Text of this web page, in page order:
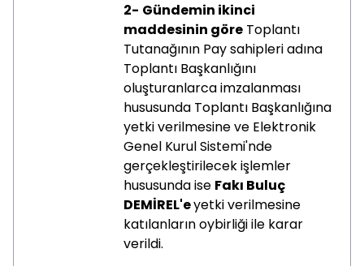
2- Gündemin ikinci
maddesinin göre Toplantı
Tutanağının Pay sahipleri adına
Toplantı Başkanlığını
oluşturanlarca imzalanması
hususunda Toplantı Başkanlığına
yetki verilmesine ve Elektronik
Genel Kurul Sistemi'nde
gerçekleştirilecek işlemler
hususunda ise Fakı Buluç
DEMİREL'eyetki verilmesine
katılanların oybirliği ile karar
verildi.